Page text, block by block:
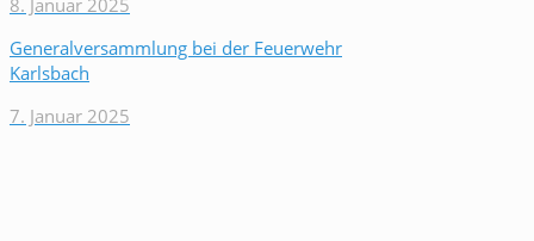
8. Januar 2025
Generalversammlung bei der Feuerwehr
Karlsbach
7. Januar 2025